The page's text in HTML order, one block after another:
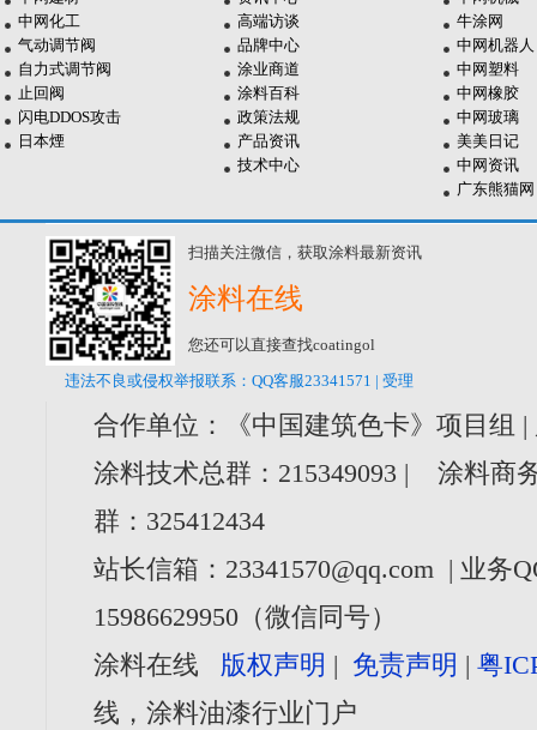
中网化工
气动调节阀
自力式调节阀
止回阀
闪电DDOS攻击
日本煙
高端访谈
品牌中心
涂业商道
涂料百科
政策法规
产品资讯
技术中心
牛涂网
中网机器人
中网塑料
中网橡胶
中网玻璃
美美日记
中网资讯
广东熊猫网
扫描关注微信，获取涂料最新资讯
涂料在线
您还可以直接查找coatingol
违法不良或侵权举报联系：QQ客服23341571 | 受理
合作单位：《中国建筑色卡》项目组
涂料技术总群：215349093 | 涂料商
群：325412434
站长信箱：23341570@qq.com | 业务
15986629950（微信同号）
涂料在线 版权声明 | 免责声明 |粤
线，涂料油漆行业门户